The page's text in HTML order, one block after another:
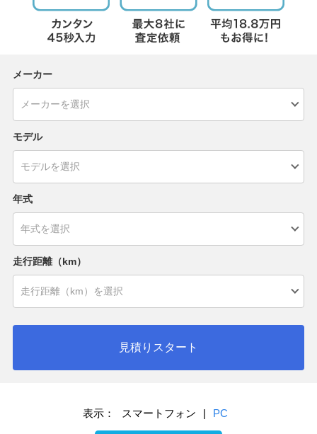
メーカー
モデル
年式
走行距離（km）
見積りスタート
表示： スマートフォン | PC